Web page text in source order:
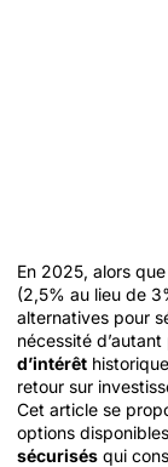
En 2025, alors
(2,5% au lieu de
alternatives pour
nécessité
d’intérêt
retour sur
Cet article se
options
sécurisés qui